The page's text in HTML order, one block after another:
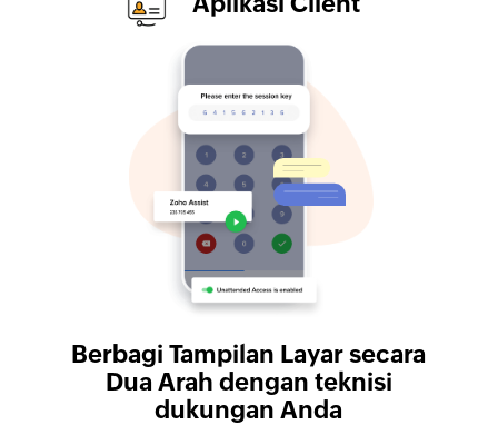
Berbagi Tampilan Layar secara
Dua Arah dengan teknisi
dukungan Anda